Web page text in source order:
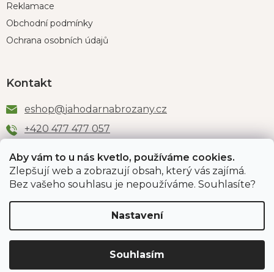
Aby vám to u nás kvetlo, používáme cookies.
Zlepšují web a zobrazují obsah, který vás zajímá.
Bez vašeho souhlasu je nepoužíváme. Souhlasíte?
Nastavení
Souhlasím
Reklamace
Obchodní podmínky
Ochrana osobních údajů
Kontakt
eshop@jahodarnabrozany.cz
+420 477 477 057
Odběr newsletteru